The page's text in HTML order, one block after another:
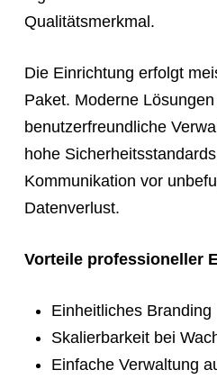
Qualitätsmerkmal.
Die Einrichtung erfolgt
Paket. Moderne
benutzerfreundliche
hohe
Kommunikation vor
Datenverlust.
Vorteile professioneller
Einheitliches Branding
Skalierbarkeit bei
Einfache Verwaltung